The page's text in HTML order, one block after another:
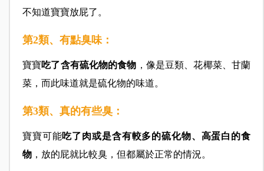
不知道寶寶放屁了。
第2類、有點臭味：
寶寶吃了含有硫化物的食物 ，像是豆類、花椰菜、甘蘭
菜，而此味道就是硫化物的味道。
第3類、真的有些臭：
寶寶可能吃了肉或是含有較多的硫化物、高蛋白的食
物，放的屁就比較臭，但都屬於正常的情況。